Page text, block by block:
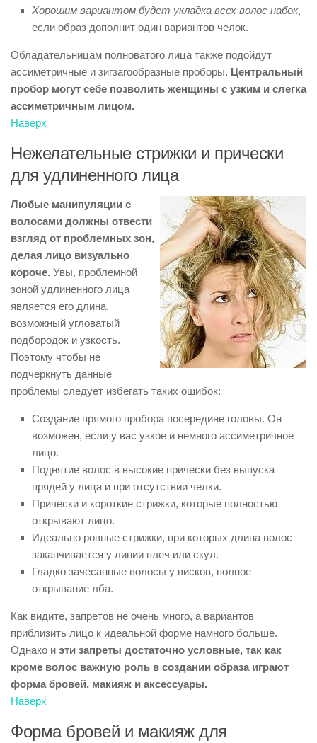
Хорошим вариантом будет укладка всех волос набок,
если образ дополнит один вариантов челок.
Обладательницам полноватого лица также подойдут
ассиметричные и зигзагообразные проборы. Центральный
пробор могут себе позволить женщины с узким и слегка
ассиметричным лицом.
Наверх
Нежелательные стрижки и прически
для удлиненного лица
Любые манипуляции с
волосами должны отвести
взгляд от проблемных зон,
делая лицо визуально
короче. Увы, проблемной
зоной удлиненного лица
является его длина,
возможный угловатый
подбородок и узкость.
Поэтому чтобы не
подчеркнуть данные
проблемы следует избегать таких ошибок:
Создание прямого пробора посередине головы. Он
возможен, если у вас узкое и немного ассиметричное
лицо.
Поднятие волос в высокие прически без выпуска
прядей у лица и при отсутствии челки.
Прически и короткие стрижки, которые полностью
открывают лицо.
Идеально ровные стрижки, при которых длина волос
заканчивается у линии плеч или скул.
Гладко зачесанные волосы у висков, полное
открывание лба.
Как видите, запретов не очень много, а вариантов
приблизить лицо к идеальной форме намного больше.
Однако и эти запреты достаточно условные, так как
кроме волос важную роль в создании образа играют
форма бровей, макияж и аксессуары.
Наверх
Форма бровей и макияж для